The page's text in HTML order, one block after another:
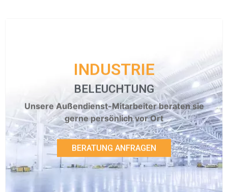
INDUSTRIE
BELEUCHTUNG
Unsere Außendienst-Mitarbeiter beraten sie
gerne persönlich vor Ort
BERATUNG ANFRAGEN